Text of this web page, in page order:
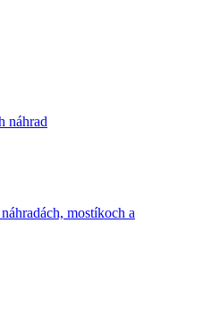
náhrad
mostíkoch a